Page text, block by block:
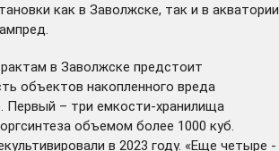
как в Заволжске, так и в акватории
в Заволжске предстоит
объектов накопленного вреда
– три емкости-хранилища
объемом более 1000 куб.
в 2023 году. «Еще четыре -